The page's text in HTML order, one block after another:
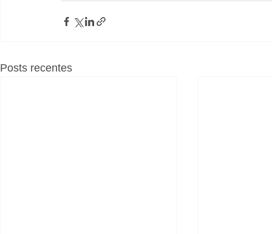
Posts recentes